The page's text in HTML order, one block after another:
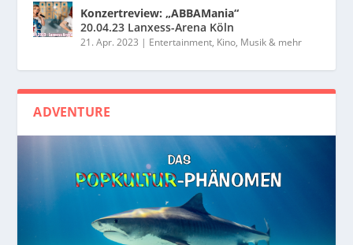
Konzertreview: „ABBAMania“
20.04.23 Lanxess-Arena Köln
21. Apr. 2023 | Entertainment, Kino, Musik & mehr
ADVENTURE